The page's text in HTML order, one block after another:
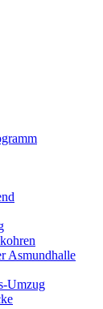
Asmundhalle
Umzug